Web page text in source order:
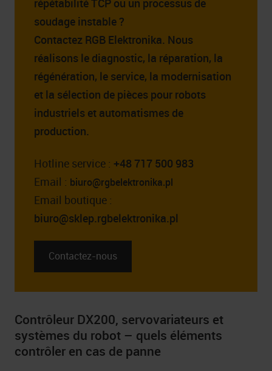
répétabilité TCP ou un processus de
soudage instable ?
Contactez RGB Elektronika. Nous
réalisons le diagnostic, la réparation, la
régénération, le service, la modernisation
et la sélection de pièces pour robots
industriels et automatismes de
production.
Hotline service : +48 717 500 983
Email : biuro@rgbelektronika.pl
Email boutique :
biuro@sklep.rgbelektronika.pl
Contactez-nous
Contrôleur DX200, servovariateurs et
systèmes du robot – quels éléments
contrôler en cas de panne